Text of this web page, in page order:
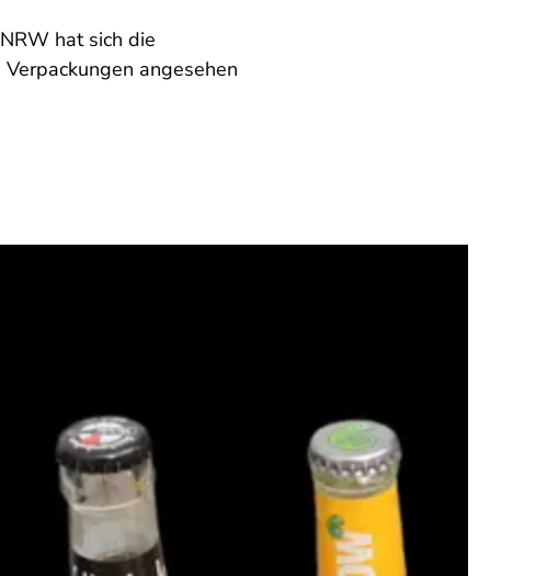
hat sich die
angesehen